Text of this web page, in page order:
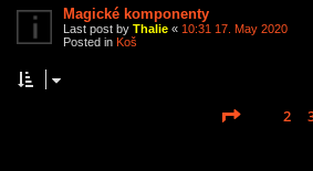
Magické komponenty
Last post by Thalie « 10:31 17. May 2020
Posted in Koš
Page 1of
2